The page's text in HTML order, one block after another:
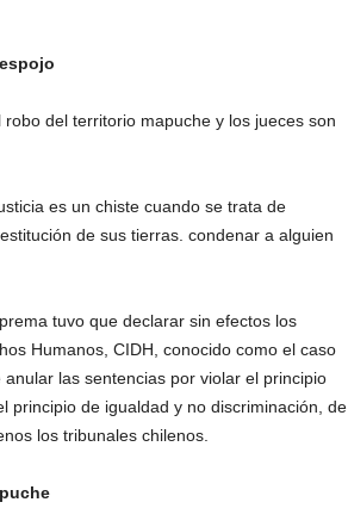
del territorio mapuche y los jueces son
es un chiste cuando se trata de
de sus tierras. condenar a alguien
tuvo que declarar sin efectos los
Humanos, CIDH, conocido como el caso
las sentencias por violar el principio
principio de igualdad y no discriminación, de
los tribunales chilenos.